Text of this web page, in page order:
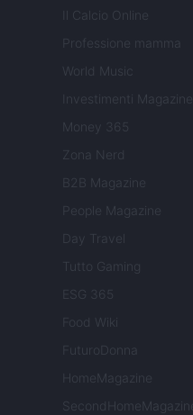
Il Calcio Online
Professione mamma
World Music
Investimenti Magazine
Money 365
Zona Nerd
B2B Magazine
People Magazine
Day Travel
Tutto Gaming
ESG 365
Food Wiki
FuturoDonna
HomeMagazine
SecondHomeMagazine